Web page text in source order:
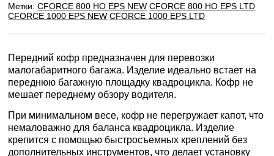
Метки:CFORCE 800 HO EPS NEW CFORCE 800 HO EPS LTD
CFORCE 1000 EPS NEW CFORCE 1000 EPS LTD
Передний кофр предназначен для перевозки
малогабаритного багажа. Изделие идеально встает на
переднюю багажную площадку квадроцикла. Кофр не
мешает переднему обзору водителя.
При минимальном весе, кофр не перегружает капот, что
немаловажно для баланса квадроцикла. Изделие
крепится с помощью быстросъемных креплений без
дополнительных инструментов, что делает установку